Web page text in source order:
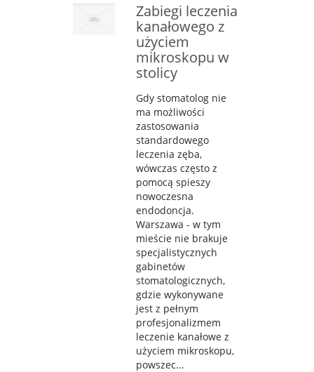
Zabiegi leczenia
kanałowego z
użyciem
mikroskopu w
stolicy
Gdy stomatolog nie
ma możliwości
zastosowania
standardowego
leczenia zęba,
wówczas często z
pomocą spieszy
nowoczesna
endodoncja.
Warszawa - w tym
mieście nie brakuje
specjalistycznych
gabinetów
stomatologicznych,
gdzie wykonywane
jest z pełnym
profesjonalizmem
leczenie kanałowe z
użyciem mikroskopu,
powszec...